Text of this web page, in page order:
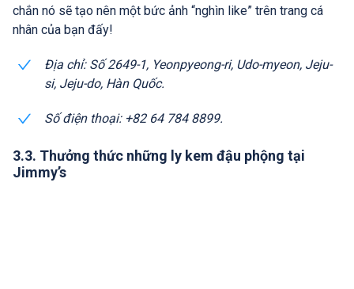
chắn nó sẽ tạo nên một bức ảnh “nghìn like” trên trang cá
nhân của bạn đấy!
Địa chỉ: Số 2649-1, Yeonpyeong-ri, Udo-myeon, Jeju-
si, Jeju-do, Hàn Quốc.
Số điện thoại: +82 64 784 8899.
3.3. Thưởng thức những ly kem đậu phộng tại
Jimmy’s